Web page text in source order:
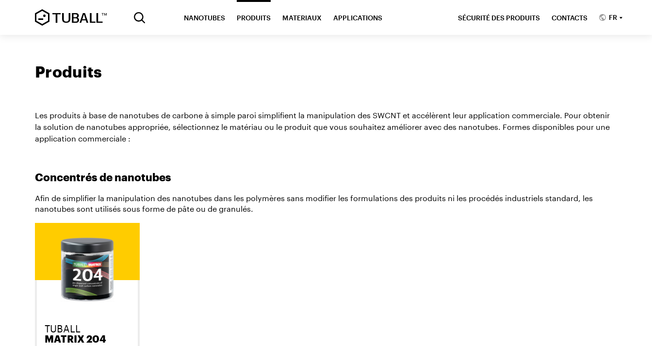
NANOTUBES PRODUITS MATERIAUX APPLICATIONS SÉCURITÉ DES PRODUITS CONTACTS FR
Produits
Les produits à base de nanotubes de carbone à simple paroi simplifient la manipulation des SWCNT et accélèrent leur application commerciale. Pour obtenir
la solution de nanotubes appropriée, sélectionnez le matériau ou le produit que vous souhaitez améliorer avec des nanotubes. Formes disponibles pour une
application commerciale :
Concentrés de nanotubes
Afin de simplifier la manipulation des nanotubes dans les polymères sans modifier les formulations des produits ni les procédés industriels standard, les
nanotubes sont utilisés sous forme de pâte ou de granulés.
TUBALL
MATRIX 204